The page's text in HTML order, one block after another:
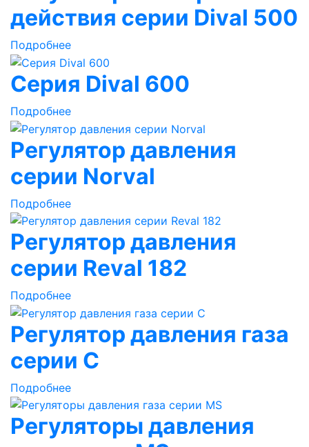
действия серии Dival 500
Подробнее
Серия Dival 600
Подробнее
Регулятор давления
серии Norval
Подробнее
Регулятор давления
серии Reval 182
Подробнее
Регулятор давления газа
серии C
Подробнее
Регуляторы давления